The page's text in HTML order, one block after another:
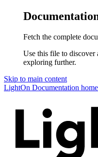
Fetch the complete
Use this file to discover
exploring further.
Skip to main content
LightOn Documentation